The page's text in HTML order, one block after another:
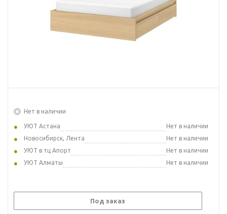
Нет в наличии
УЮТ Астана
Нет в наличии
Новосибирск, Лента
Нет в наличии
УЮТ в тц Апорт
Нет в наличии
УЮТ Алматы
Нет в наличии
Под заказ